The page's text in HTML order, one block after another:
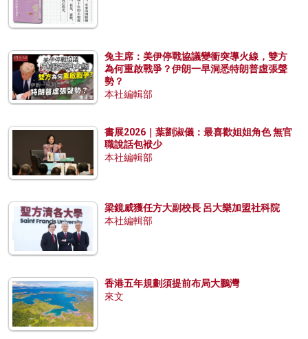
兔主席：美伊停戰協議變衝突導火線，雙方
為何重啟戰爭？伊朗一早洞悉特朗普虛張聲
勢？
本社編輯部
書展2026｜葉劉淑儀：最喜歡姐姐角色 無官
職說話包袱少
本社編輯部
梁鏡威獲任方大副校長 呂大樂加盟社科院
本社編輯部
香港五年規劃須提前布局大鵬灣
來文